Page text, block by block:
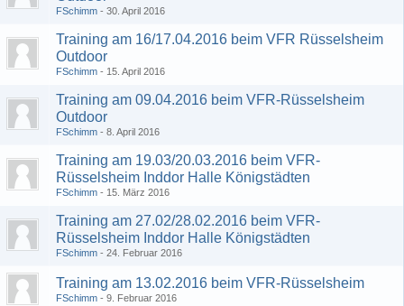
FSchimm 30. April 2016
Training am 16/17.04.2016 beim VFR Rüsselsheim
Outdoor
FSchimm 15. April 2016
Training am 09.04.2016 beim VFR-Rüsselsheim
Outdoor
FSchimm 8. April 2016
Training am 19.03/20.03.2016 beim VFR-
Rüsselsheim Inddor Halle Königstädten
FSchimm 15. März 2016
Training am 27.02/28.02.2016 beim VFR-
Rüsselsheim Inddor Halle Königstädten
FSchimm 24. Februar 2016
Training am 13.02.2016 beim VFR-Rüsselsheim
FSchimm 9. Februar 2016